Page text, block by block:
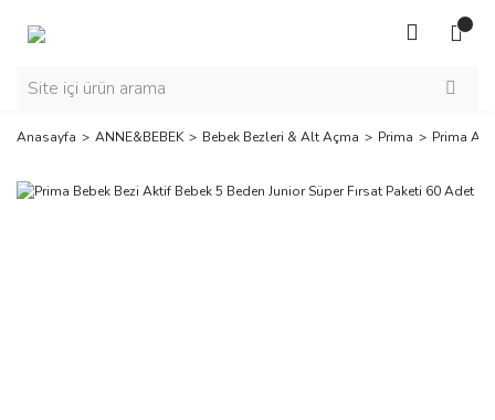
Anasayfa ANNE&BEBEK Bebek Bezleri & Alt Açma Prima Prima